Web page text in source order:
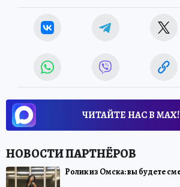
ЧИТАЙТЕ НАС В МАХ!
Ролик из Омска: вы будете